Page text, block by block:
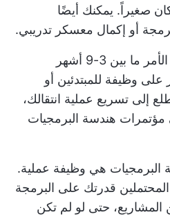
صغيراً. يمكنك أيضًا
أو إكمال معسكر تدريبي.
. قد يستغرق الأمر ما بين 3-9 أشهر
على وظيفة للمبتدئين أو
إلى تسريع عملية انتقالك،
مؤتمرات هندسة البرمجيات
البرمجيات هي وظيفة عملية.
قدرتك على البرمجة
حتى لو لم تكن